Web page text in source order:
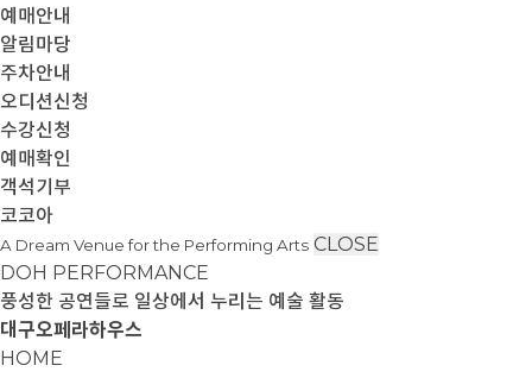
예매안내
알림마당
주차안내
오디션신청
수강신청
예매확인
객석기부
코코아
A Dream Venue for the Performing Arts CLOSE
DOH PERFORMANCE
풍성한 공연들로 일상에서 누리는 예술 활동
대구오페라하우스
HOME